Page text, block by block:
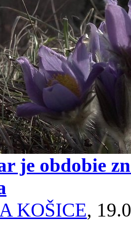
je obdobie
KOŠICE,